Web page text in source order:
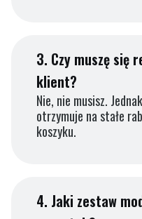
3. Czy muszę się
klient?
Nie, nie musisz.
otrzymuje na stałe
koszyku.
4. Jaki zestaw